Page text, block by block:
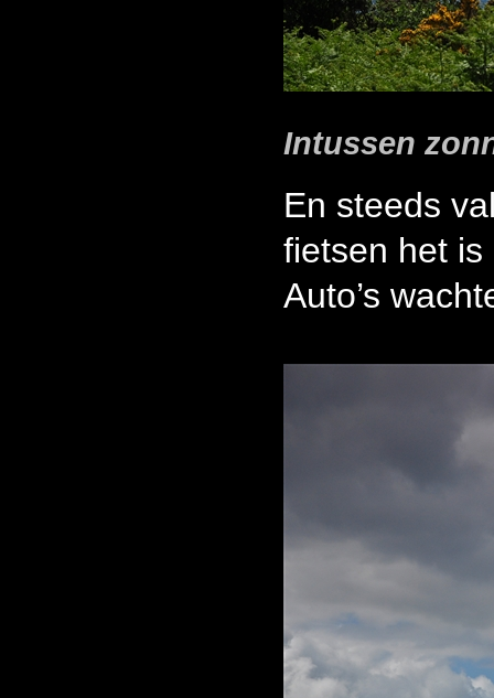
Intussen
En steeds
fietsen het
Auto’s